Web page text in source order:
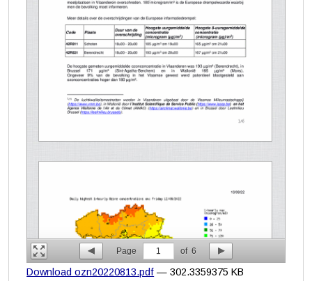
Page 1 of 6
Download ozn20220813.pdf — 302.3359375 KB